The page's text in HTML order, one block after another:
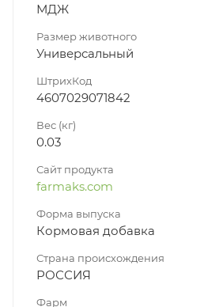
МДЖ
Размер животного
Универсальный
ШтрихКод
4607029071842
Вес (кг)
0.03
Сайт продукта
farmaks.com
Форма выпуска
Кормовая добавка
Страна происхождения
РОССИЯ
Фарм